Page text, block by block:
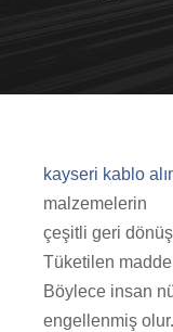
kayseri kablo
malzemelerin
çeşitli geri
Tüketilen
Böylece insan
engellenmiş olur.